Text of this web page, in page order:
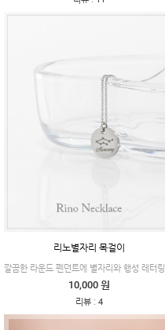
리노별자리 목걸이
10,000 원
리뷰: 4